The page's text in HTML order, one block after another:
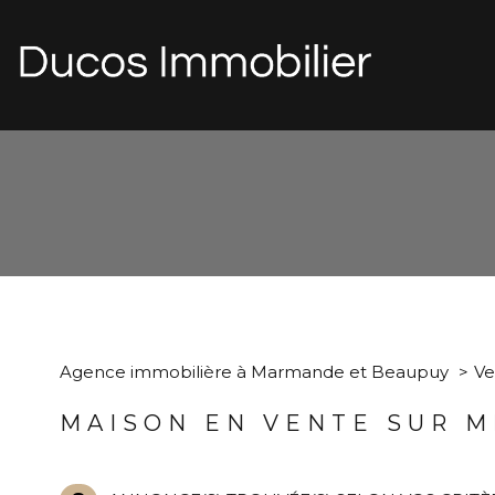
Agence immobilière à Marmande et Beaupuy
MAISON EN VENTE SUR